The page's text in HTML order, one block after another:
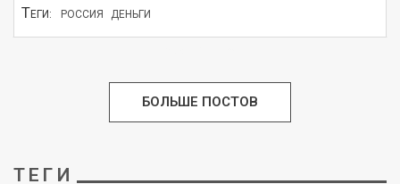
ТЕГИ: РОССИЯ ДЕНЬГИ
БОЛЬШЕ ПОСТОВ
ТЕГИ